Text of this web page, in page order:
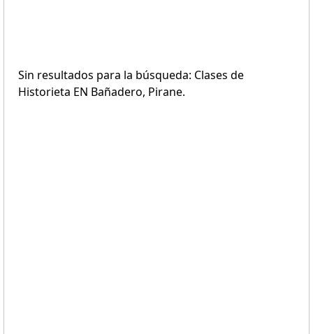
Sin resultados para la búsqueda: Clases de
Historieta EN Bañadero, Pirane.